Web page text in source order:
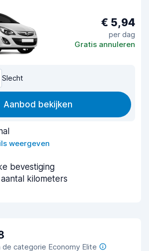
€ 5,94
per dag
Gratis annuleren
Slecht
Aanbod bekijken
weergeven
bevestiging
kilometers
categorie Economy Elite